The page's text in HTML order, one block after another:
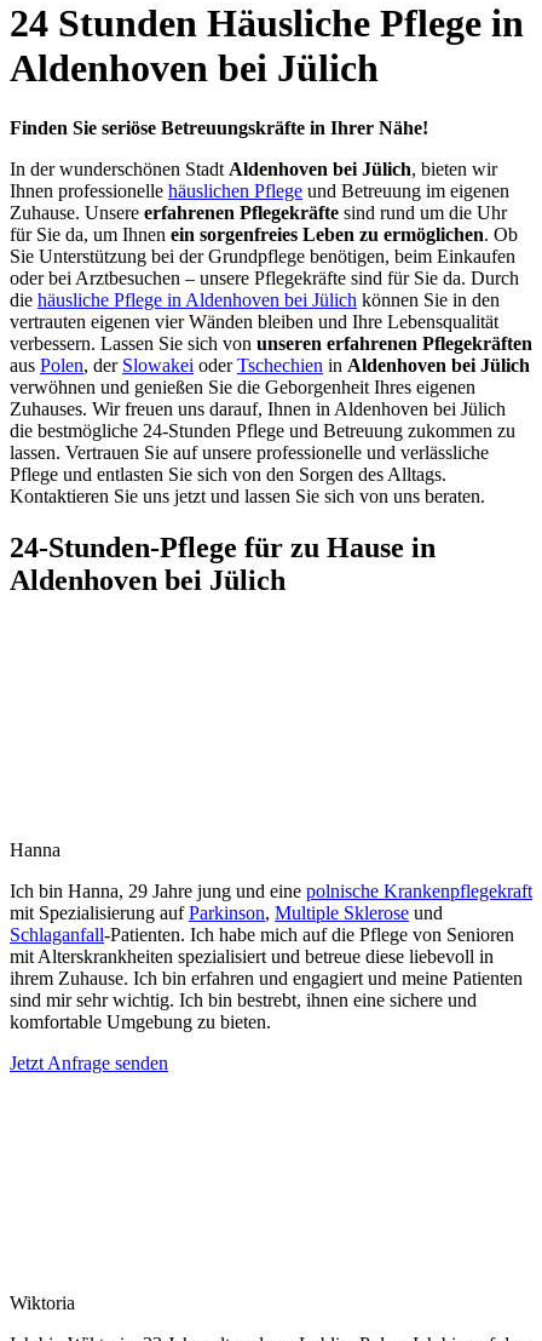
24 Stunden Häusliche Pflege in
Aldenhoven bei Jülich
Finden Sie seriöse Betreuungskräfte in Ihrer Nähe!
In der wunderschönen Stadt Aldenhoven bei Jülich, bieten wir
Ihnen professionelle häuslichen Pflege und Betreuung im eigenen
Zuhause. Unsere erfahrenen Pflegekräfte sind rund um die Uhr
für Sie da, um Ihnen ein sorgenfreies Leben zu ermöglichen. Ob
Sie Unterstützung bei der Grundpflege benötigen, beim Einkaufen
oder bei Arztbesuchen – unsere Pflegekräfte sind für Sie da. Durch
die häusliche Pflege in Aldenhoven bei Jülich können Sie in den
vertrauten eigenen vier Wänden bleiben und Ihre Lebensqualität
verbessern. Lassen Sie sich von unseren erfahrenen Pflegekräften
aus Polen, der Slowakei oderTschechien in Aldenhoven bei Jülich
verwöhnen und genießen Sie die Geborgenheit Ihres eigenen
Zuhauses. Wir freuen uns darauf, Ihnen in Aldenhoven bei Jülich
die bestmögliche 24-Stunden Pflege und Betreuung zukommen zu
lassen. Vertrauen Sie auf unsere professionelle und verlässliche
Pflege und entlasten Sie sich von den Sorgen des Alltags.
Kontaktieren Sie uns jetzt und lassen Sie sich von uns beraten.
24-Stunden-Pflege für zu Hause in
Aldenhoven bei Jülich
Hanna
Ich bin Hanna, 29 Jahre jung und eine polnische Krankenpflegekraft
mit Spezialisierung aufParkinson, Multiple Sklerose und
Schlaganfall-Patienten. Ich habe mich auf die Pflege von Senioren
mit Alterskrankheiten spezialisiert und betreue diese liebevoll in
ihrem Zuhause. Ich bin erfahren und engagiert und meine Patienten
sind mir sehr wichtig. Ich bin bestrebt, ihnen eine sichere und
komfortable Umgebung zu bieten.
Jetzt Anfrage senden
Wiktoria